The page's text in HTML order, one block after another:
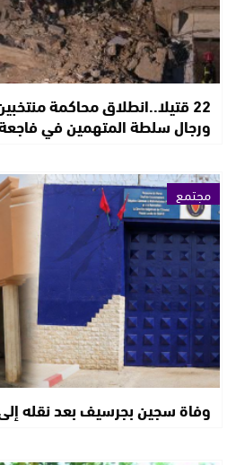
22 قتيلا..انطلاق محاكمة
ورجال سلطة المتهمين في
مجتمع
وفاة سجين بجرسيف بعد نقله